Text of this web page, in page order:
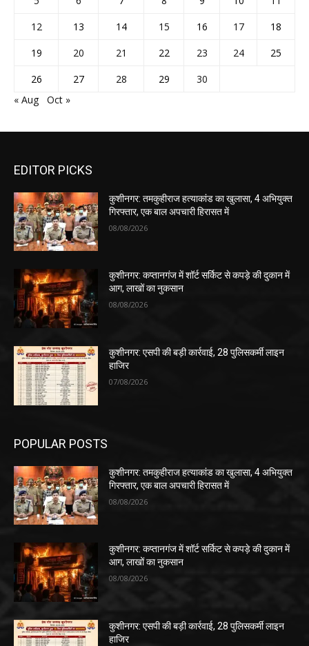
12
13 14 15 16 17
18
19
20 21 22 23 24
25
26
27 28 29
30
« Aug
Oct »
EDITOR PICKS
कुशीनगर: तमकुहीराज हत्याकांड का खुलासा, 4 अभियुक्त
गिरफ्तार, एक बाल अपचारी हिरासत में
08/08/2026
कुशीनगर: कप्तानगंज में शॉर्ट सर्किट से कपड़े की दुकान में
आग, लाखों का नुकसान
08/08/2026
कुशीनगर: एसपी की बड़ी कार्रवाई, 28 पुलिसकर्मी लाइन
हाजिर
07/08/2026
POPULAR POSTS
कुशीनगर: तमकुहीराज हत्याकांड का खुलासा, 4 अभियुक्त
गिरफ्तार, एक बाल अपचारी हिरासत में
08/08/2026
कुशीनगर: कप्तानगंज में शॉर्ट सर्किट से कपड़े की दुकान में
आग, लाखों का नुकसान
08/08/2026
कुशीनगर: एसपी की बड़ी कार्रवाई, 28 पुलिसकर्मी लाइन
हाजिर